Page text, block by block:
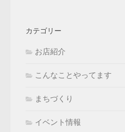
カテゴリー
お店紹介
こんなことやってます
まちづくり
イベント情報